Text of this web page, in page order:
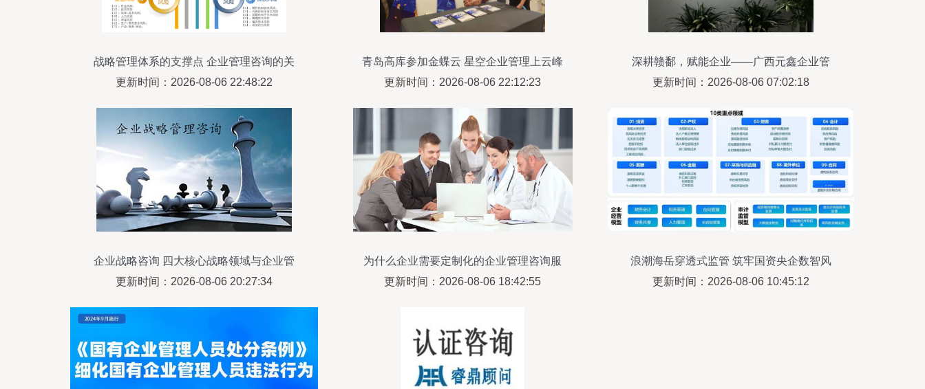
战略管理体系的支撑点 企业管理咨询的关
键视角
更新时间：2026-08-06 22:48:22
青岛高库参加金蝶云 星空企业管理上云峰
会
更新时间：2026-08-06 22:12:23
深耕赣鄱，赋能企业——广西元鑫企业管
理咨询南昌分公司助力区域经济高质量发
更新时间：2026-08-06 07:02:18
企业战略咨询 四大核心战略领域与企业管
理咨询的协同之道
更新时间：2026-08-06 20:27:34
为什么企业需要定制化的企业管理咨询服
务
更新时间：2026-08-06 18:42:55
浪潮海岳穿透式监管 筑牢国资央企数智风
控堤坝
更新时间：2026-08-06 10:45:12